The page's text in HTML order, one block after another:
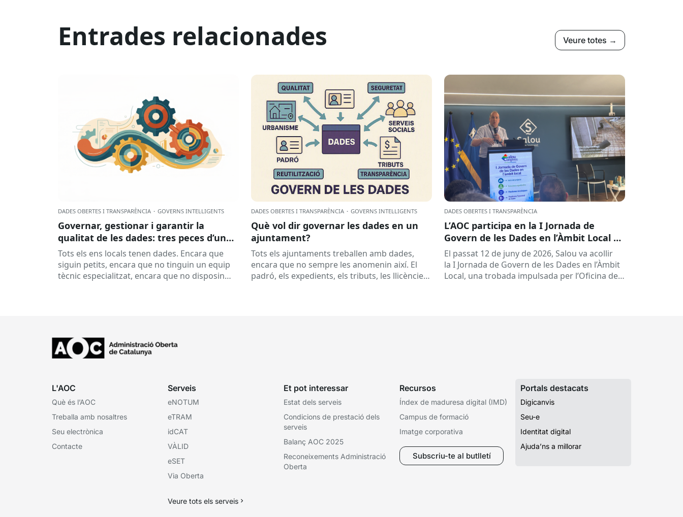
Entrades relacionades Veure totes →
DADES OBERTES I TRANSPARÈNCIA · GOVERNS INTEL·LIGENTS
Governar, gestionar i garantir la
qualitat de les dades: tres peces d’un
mateix engranatge?
Tots els ens locals tenen dades. Encara que
siguin petits, encara que no tinguin un equip
tècnic especialitzat, encara que no disposin
DADES OBERTES I TRANSPARÈNCIA · GOVERNS INTEL·LIGENTS
Què vol dir governar les dades en un
ajuntament?
Tots els ajuntaments treballen amb dades,
encara que no sempre les anomenin així. El
padró, els expedients, els tributs, les llicències,
DADES OBERTES I TRANSPARÈNCIA
L’AOC participa en la I Jornada de
Govern de les Dades en l’Àmbit Local a
Salou
El passat 12 de juny de 2026, Salou va acollir
la I Jornada de Govern de les Dades en l’Àmbit
Local, una trobada impulsada per l’Oficina de
L'AOC
Què és l’AOC
Treballa amb nosaltres
Seu electrònica
Contacte
Serveis
eNOTUM
eTRAM
idCAT
VÀLID
eSET
Via Oberta
Veure tots els serveis
Et pot interessar
Estat dels serveis
Condicions de prestació dels
serveis
Balanç AOC 2025
Reconeixements Administració
Oberta
Recursos
Índex de maduresa digital (IMD)
Campus de formació
Imatge corporativa
Subscriu-te al butlletí
Portals destacats
Digicanvis
Seu-e
Identitat digital
Ajuda’ns a millorar